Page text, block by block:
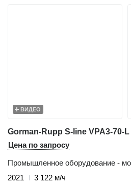
ВИДЕО
Цена по запросу
Промышленное оборудование -
2021
3 122 м/ч